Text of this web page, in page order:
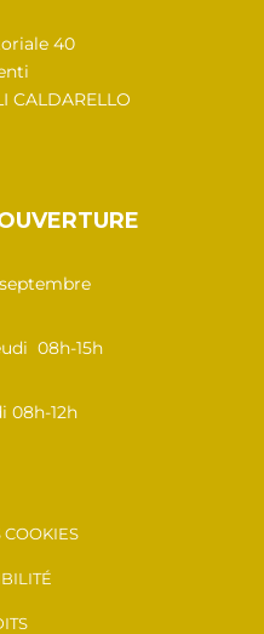
40
CALDARELLO
08h-15h
08h-12h
COOKIES